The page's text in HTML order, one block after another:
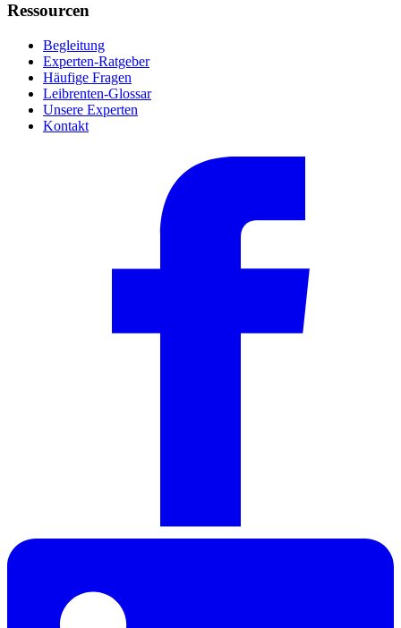
Ressourcen
Begleitung
Experten-Ratgeber
Häufige Fragen
Leibrenten-Glossar
Unsere Experten
Kontakt